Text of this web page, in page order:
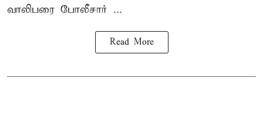
வாலிபரை போலீசார் ...
Read More